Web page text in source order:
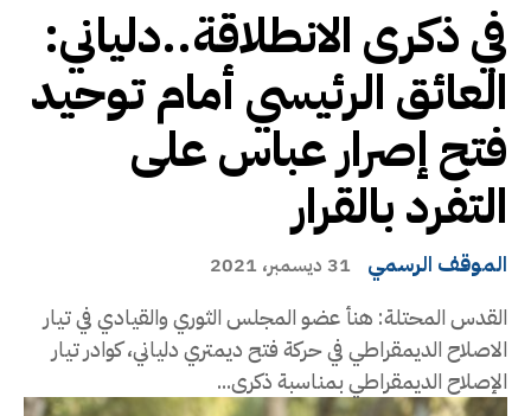
في ذكرى الانطلاقة..دلياني:
العائق الرئيسي أمام توحيد
فتح إصرار عباس على
التفرد بالقرار
الموقف الرسمي 31 ديسمبر، 2021
القدس المحتلة: هنأ عضو المجلس الثوري والقيادي في تيار
الاصلاح الديمقراطي في حركة فتح ديمتري دلياني، كوادر تيار
الإصلاح الديمقراطي بمناسبة ذكرى...